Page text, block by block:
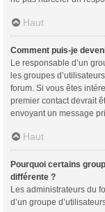
Haut
Comment puis-je
Le responsable d’un
les groupes
forum. Si vous êtes
premier contact devrait
envoyant un message
Haut
Pourquoi certains
différente ?
Les administrateurs du
d’un groupe